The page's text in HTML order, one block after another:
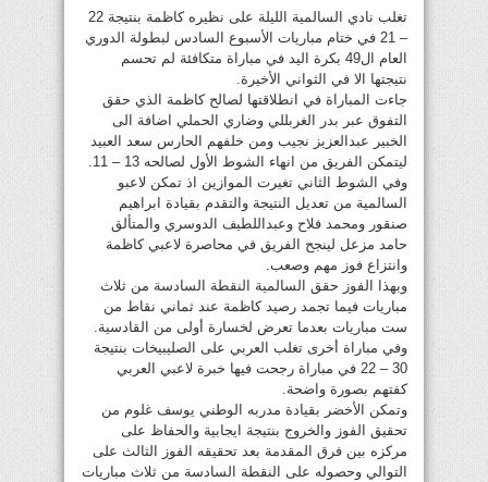
تغلب نادي السالمية الليلة على نظيره كاظمة بنتيجة 22
– 21 في ختام مباريات الأسبوع السادس لبطولة الدوري
العام ال49 بكرة اليد في مباراة متكافئة لم تحسم
نتيجتها الا في الثواني الأخيرة.
جاءت المباراة في انطلاقتها لصالح كاظمة الذي حقق
التفوق عبر بدر الغربللي وضاري الحملي اضافة الى
الخبير عبدالعزيز نجيب ومن خلفهم الحارس سعد العبيد
ليتمكن الفريق من انهاء الشوط الأول لصالحه 13 – 11.
وفي الشوط الثاني تغيرت الموازين اذ تمكن لاعبو
السالمية من تعديل النتيجة والتقدم بقيادة ابراهيم
صنقور ومحمد فلاح وعبداللطيف الدوسري والمتألق
حامد مزعل لينجح الفريق في محاصرة لاعبي كاظمة
وانتزاع فوز مهم وصعب.
وبهذا الفوز حقق السالمية النقطة السادسة من ثلاث
مباريات فيما تجمد رصيد كاظمة عند ثماني نقاط من
ست مباريات بعدما تعرض لخسارة أولى من القادسية.
وفي مباراة أخرى تغلب العربي على الصليبيخات بنتيجة
30 – 22 في مباراة رجحت فيها خبرة لاعبي العربي
كفتهم بصورة واضحة.
وتمكن الأخضر بقيادة مدربه الوطني يوسف غلوم من
تحقيق الفوز والخروج بنتيجة ايجابية والحفاظ على
مركزه بين فرق المقدمة بعد تحقيقه الفوز الثالث على
التوالي وحصوله على النقطة السادسة من ثلاث مباريات